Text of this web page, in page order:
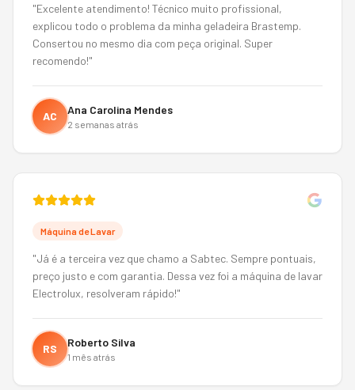
"Excelente atendimento! Técnico muito profissional,
explicou todo o problema da minha geladeira Brastemp.
Consertou no mesmo dia com peça original. Super
recomendo!"
AC Ana Carolina Mendes
2 semanas atrás
Máquina de Lavar
"Já é a terceira vez que chamo a Sabtec. Sempre pontuais,
preço justo e com garantia. Dessa vez foi a máquina de lavar
Electrolux, resolveram rápido!"
RS Roberto Silva
1 mês atrás